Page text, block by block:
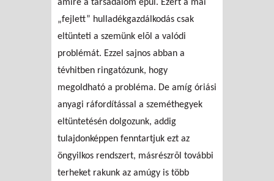
amire a társadalom épül. Ezért a mai
„fejlett” hulladékgazdálkodás csak
eltünteti a szemünk elõl a valódi
problémát. Ezzel sajnos abban a
tévhitben ringatózunk, hogy
megoldható a probléma. De amíg óriási
anyagi ráfordítással a szeméthegyek
eltüntetésén dolgozunk, addig
tulajdonképpen fenntartjuk ezt az
öngyilkos rendszert, másrészrõl további
terheket rakunk az amúgy is több